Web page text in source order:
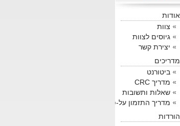
אודות
צוות
גיוסים לצוות
יצירת קשר
מדריכים
ביטורנט
מדריך CRC
שאלות ותשובות
מדריך התזמון על-פי KaT
הורדות